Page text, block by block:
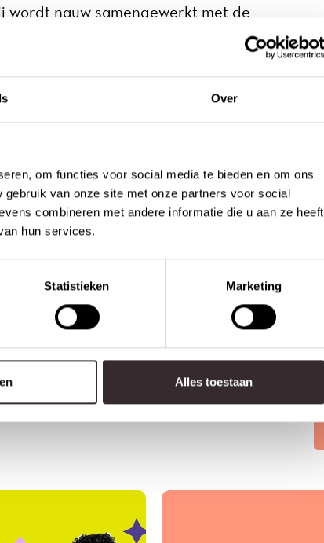
Over
om functies voor social media te bieden en om ons
van onze site met onze partners voor social
combineren met andere informatie die u aan ze heeft
hun services.
Statistieken Marketing
Alles toestaan
nauw samengewerkt met de
het Nederlandse hoger onderwijs.